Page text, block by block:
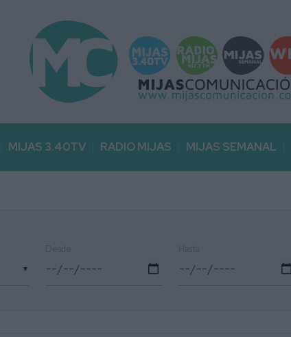
MIJAS 3.40TV RADIO MIJAS MIJAS SEMANAL
▼